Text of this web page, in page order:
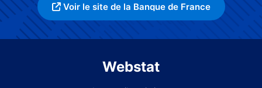
Voir le site de la Banque de France
Webstat